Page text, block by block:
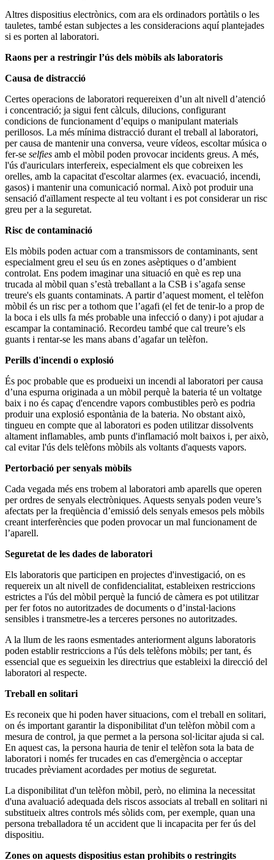
Altres dispositius electrònics, com ara els ordinadors portàtils o les
tauletes, també estan subjectes a les consideracions aquí plantejades
si es porten al laboratori.
Raons per a restringir l’ús dels mòbils als laboratoris
Causa de distracció
Certes operacions de laboratori requereixen d’un alt nivell d’atenció
i concentració; ja sigui fent càlculs, dilucions, configurant
condicions de funcionament d’equips o manipulant materials
perillosos. La més mínima distracció durant el treball al laboratori,
per causa de mantenir una conversa, veure vídeos, escoltar música o
fer-se selfies amb el mòbil poden provocar incidents greus. A més,
l'ús d'auriculars interfereix, especialment els que cobreixen les
orelles, amb la capacitat d'escoltar alarmes (ex. evacuació, incendi,
gasos) i mantenir una comunicació normal. Això pot produir una
sensació d'aïllament respecte al teu voltant i es pot considerar un risc
greu per a la seguretat.
Risc de contaminació
Els mòbils poden actuar com a transmissors de contaminants, sent
especialment greu el seu ús en zones asèptiques o d’ambient
controlat. Ens podem imaginar una situació en què es rep una
trucada al mòbil quan s’està treballant a la CSB i s’agafa sense
treure's els guants contaminats. A partir d’aquest moment, el telèfon
mòbil és un risc per a tothom que l’agafi (el fet de tenir-lo a prop de
la boca i els ulls fa més probable una infecció o dany) i pot ajudar a
escampar la contaminació. Recordeu també que cal treure’s els
guants i rentar-se les mans abans d’agafar un telèfon.
Perills d'incendi o explosió
És poc probable que es produeixi un incendi al laboratori per causa
d’una espurna originada a un mòbil perquè la bateria té un voltatge
baix i no és capaç d'encendre vapors combustibles però es podria
produir una explosió espontània de la bateria. No obstant això,
tingueu en compte que al laboratori es poden utilitzar dissolvents
altament inflamables, amb punts d'inflamació molt baixos i, per això,
cal evitar l'ús dels telèfons mòbils als voltants d'aquests vapors.
Pertorbació per senyals mòbils
Cada vegada més ens trobem al laboratori amb aparells que operen
per ordres de senyals electròniques. Aquests senyals poden veure’s
afectats per la freqüència d’emissió dels senyals emesos pels mòbils
creant interferències que poden provocar un mal funcionament de
l’aparell.
Seguretat de les dades de laboratori
Els laboratoris que participen en projectes d'investigació, on es
requereix un alt nivell de confidencialitat, estableixen restriccions
estrictes a l'ús del mòbil perquè la funció de càmera es pot utilitzar
per fer fotos no autoritzades de documents o d’instal·lacions
sensibles i transmetre-les a terceres persones no autoritzades.
A la llum de les raons esmentades anteriorment alguns laboratoris
poden establir restriccions a l'ús dels telèfons mòbils; per tant, és
essencial que es segueixin les directrius que estableixi la direcció del
laboratori al respecte.
Treball en solitari
Es reconeix que hi poden haver situacions, com el treball en solitari,
on és important garantir la disponibilitat d'un telèfon mòbil com a
mesura de control, ja que permet a la persona sol·licitar ajuda si cal.
En aquest cas, la persona hauria de tenir el telèfon sota la bata de
laboratori i només fer trucades en cas d'emergència o acceptar
trucades prèviament acordades per motius de seguretat.
La disponibilitat d'un telèfon mòbil, però, no elimina la necessitat
d'una avaluació adequada dels riscos associats al treball en solitari ni
substitueix altres controls més sòlids com, per exemple, quan una
persona treballadora té un accident que li incapacita per fer ús del
dispositiu.
Zones on aquests dispositius estan prohibits o restringits